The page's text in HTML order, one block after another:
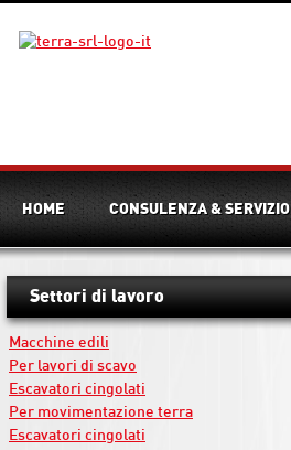
HOME CONSULENZA & SERVIZIO
Settori di lavoro
Macchine edili
Per lavori di scavo
Escavatori cingolati
Per movimentazione terra
Escavatori cingolati